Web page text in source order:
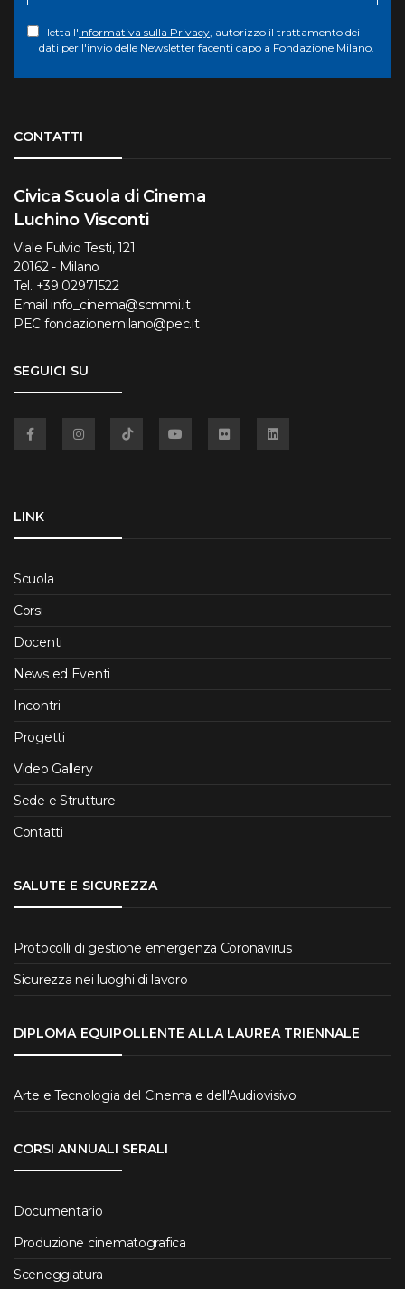
letta l'Informativa sulla Privacy , autorizzo il trattamento dei
dati per l'invio delle Newsletter facenti capo a Fondazione Milano.
CONTATTI
Civica Scuola di Cinema
Luchino Visconti
Viale Fulvio Testi, 121
20162 - Milano
Tel. +39 02971522
Email info_cinema@scmmi.it
PEC fondazionemilano@pec.it
SEGUICI SU
LINK
Scuola
Corsi
Docenti
News ed Eventi
Incontri
Progetti
Video Gallery
Sede e Strutture
Contatti
SALUTE E SICUREZZA
Protocolli di gestione emergenza Coronavirus
Sicurezza nei luoghi di lavoro
DIPLOMA EQUIPOLLENTE ALLA LAUREA TRIENNALE
Arte e Tecnologia del Cinema e dell'Audiovisivo
CORSI ANNUALI SERALI
Documentario
Produzione cinematografica
Sceneggiatura